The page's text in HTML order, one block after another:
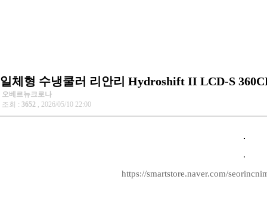
일체형 수냉쿨러 리안리 Hydroshift II LCD-S
오베르뉴크로나
조회 : 3652 , 2026/05/10 22:00
https://smartstore.naver.com/